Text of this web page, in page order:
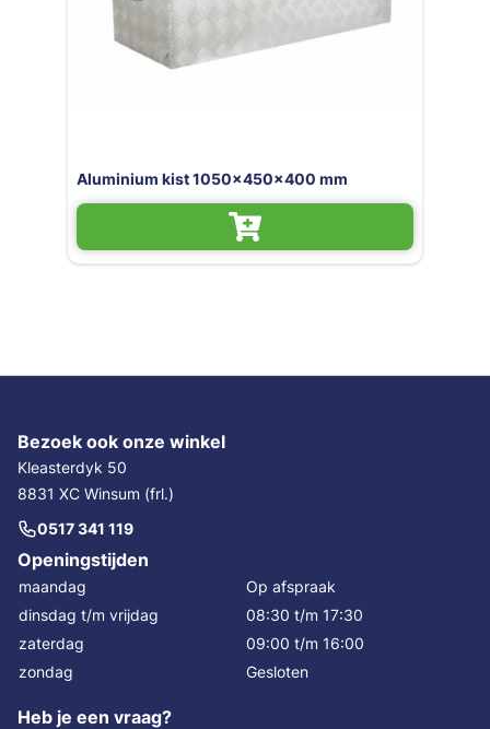
mm Aluminium kist
Bezoek ook onze winkel
Kleasterdyk 50
8831 XC Winsum (frl.)
0517 341 119
Openingstijden
maandag
Op afspraak
dinsdag t/m vrijdag
08:30 t/m 17:30
zaterdag
09:00 t/m 16:00
zondag
Gesloten
Heb je een vraag?